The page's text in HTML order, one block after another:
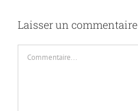
Laisser un commentaire